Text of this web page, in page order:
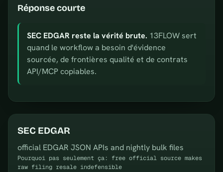
Réponse courte
SEC EDGAR reste la vérité brute. 13FLOW sert
quand le workflow a besoin d'évidence
sourcée, de frontières qualité et de contrats
API/MCP copiables.
SEC EDGAR
official EDGAR JSON APIs and nightly bulk files
Pourquoi pas seulement ça: free official source makes
raw filing resale indefensible